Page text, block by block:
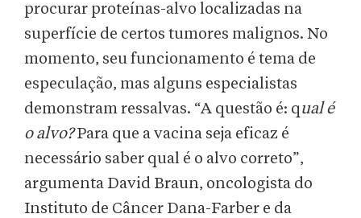
procurar proteínas-alvo localizadas na
superfície de certos tumores malignos. No
momento, seu funcionamento é tema de
especulação, mas alguns especialistas
demonstram ressalvas. “A questão é: qual é
o alvo?Para que a vacina seja eficaz é
necessário saber qual é o alvo correto”,
argumenta David Braun, oncologista do
Instituto de Câncer Dana-Farber e da